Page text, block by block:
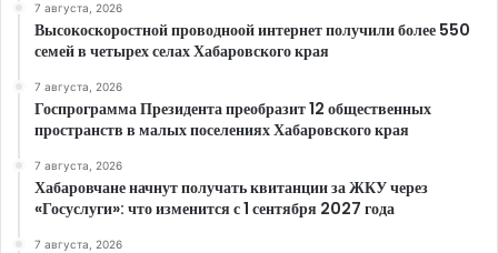
7 августа, 2026
Высокоскоростной проводноой интернет получили более 550
семей в четырех селах Хабаровского края
7 августа, 2026
Госпрограмма Президента преобразит 12 общественных
пространств в малых поселениях Хабаровского края
7 августа, 2026
Хабаровчане начнут получать квитанции за ЖКУ через
«Госуслуги»: что изменится с 1 сентября 2027 года
7 августа, 2026